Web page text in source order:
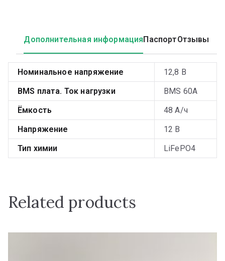
Дополнительная информацияПаспортОтзывы
Номинальное напряжение
12,8 В
BMS плата. Ток нагрузки
BMS 60А
Ёмкость
48 А/ч
Напряжение
12 В
Тип химии
LiFePO4
Related products